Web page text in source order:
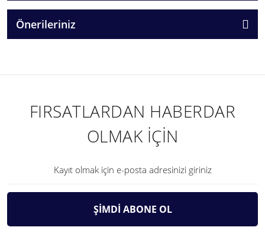
Önerileriniz
FIRSATLARDAN HABERDAR
OLMAK İÇİN
ŞİMDİ ABONE OL